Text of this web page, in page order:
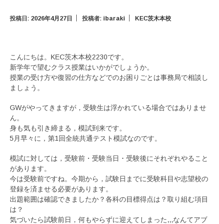
投稿日: 2026年4月27日 投稿者: ibaraki KEC茨木本校
こんにちは。KEC茨木本校2230です。
新学年で望むクラス授業はいかがでしょうか。
授業の受け方や復習の仕方などでのお困りごとは事務局で相談し
ましょう。
GWがやってきますが，受験生は浮かれている場合ではありませ
ん。
身も気も引き締まる，模試到来です。
5月早々に，第1回全統共通テスト模試なのです。
模試に対しては，受験前・受験当日・受験後にそれぞれやること
があります。
今は受験前ですね。今期から，試験日までに受験科目や志望校の
登録を済ませる必要があります。
出題範囲は確認できましたか？各科の目標得点は？取り組む項目
は？
気づいたら試験前日，何もやらずに迎えてしまった,,,なんてアブ